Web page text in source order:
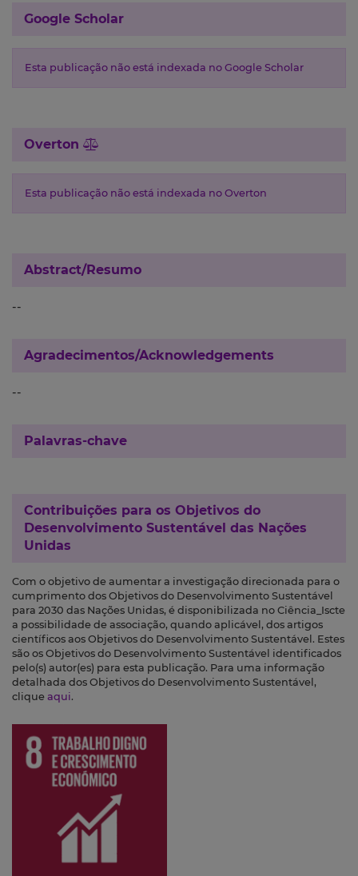
Google Scholar
Esta publicação não está indexada no Google Scholar
Overton
Esta publicação não está indexada no Overton
Abstract/Resumo
--
Agradecimentos/Acknowledgements
--
Palavras-chave
Contribuições para os Objetivos do
Desenvolvimento Sustentável das Nações
Unidas
Com o objetivo de aumentar a investigação direcionada para o
cumprimento dos Objetivos do Desenvolvimento Sustentável
para 2030 das Nações Unidas, é disponibilizada no Ciência_Iscte
a possibilidade de associação, quando aplicável, dos artigos
científicos aos Objetivos do Desenvolvimento Sustentável. Estes
são os Objetivos do Desenvolvimento Sustentável identificados
pelo(s) autor(es) para esta publicação. Para uma informação
detalhada dos Objetivos do Desenvolvimento Sustentável,
clique aqui.